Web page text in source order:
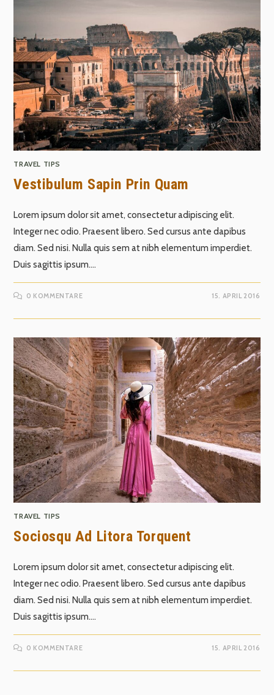
TRAVEL TIPS
Vestibulum Sapin Prin Quam
Lorem ipsum dolor sit amet, consectetur adipiscing elit.
Integer nec odio. Praesent libero. Sed cursus ante dapibus
diam. Sed nisi. Nulla quis sem at nibh elementum imperdiet.
Duis sagittis ipsum.…
0 KOMMENTARE 15. APRIL 2016
TRAVEL TIPS
Sociosqu Ad Litora Torquent
Lorem ipsum dolor sit amet, consectetur adipiscing elit.
Integer nec odio. Praesent libero. Sed cursus ante dapibus
diam. Sed nisi. Nulla quis sem at nibh elementum imperdiet.
Duis sagittis ipsum.…
0 KOMMENTARE 15. APRIL 2016